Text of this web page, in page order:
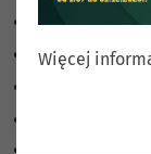
Zaznacz
Zaznacz
Więcej